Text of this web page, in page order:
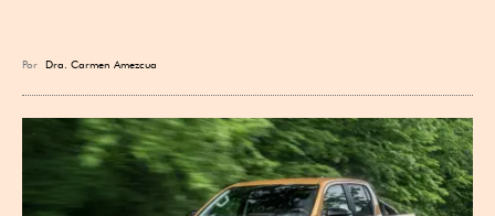
Por Dra. Carmen Amezcua